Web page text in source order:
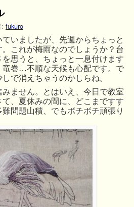
fukuro
いましたが、先週からちょっと
これが梅雨なのでしょうか？台
思うと、ちょっと一息付けます
竜巻…不順な天候も心配です。で
で消えちゃうのかしらね。
ません。とはいえ、今日で教室
、夏休みの間に、どこまですす
問題山積、でもボチボチ頑張り